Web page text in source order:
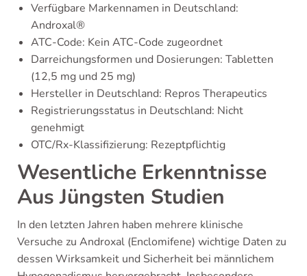
Verfügbare Markennamen in Deutschland:
Androxal®
ATC-Code: Kein ATC-Code zugeordnet
Darreichungsformen und Dosierungen: Tabletten
(12,5 mg und 25 mg)
Hersteller in Deutschland: Repros Therapeutics
Registrierungsstatus in Deutschland: Nicht
genehmigt
OTC/Rx-Klassifizierung: Rezeptpflichtig
Wesentliche Erkenntnisse
Aus Jüngsten Studien
In den letzten Jahren haben mehrere klinische
Versuche zu Androxal (Enclomifene) wichtige Daten zu
dessen Wirksamkeit und Sicherheit bei männlichem